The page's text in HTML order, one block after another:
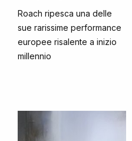
Roach ripesca una delle
sue rarissime performance
europee risalente a inizio
millennio